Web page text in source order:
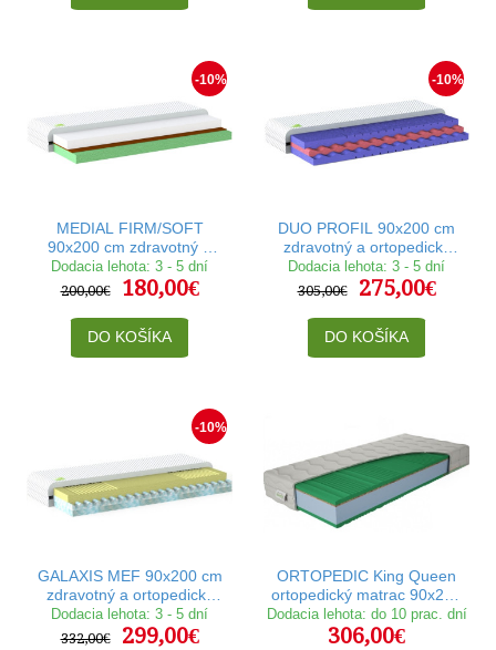
-10%
MEDIAL FIRM/SOFT
90x200 cm zdravotný a
ortopedický matrac
Dodacia lehota: 3 - 5 dní
200,00€
180,00€
DO KOŠÍKA
-10%
DUO PROFIL 90x200 cm
zdravotný a ortopedický
matrac
Dodacia lehota: 3 - 5 dní
305,00€
275,00€
DO KOŠÍKA
-10%
GALAXIS MEF 90x200 cm
zdravotný a ortopedický
matrac
Dodacia lehota: 3 - 5 dní
332,00€
299,00€
ORTOPEDIC King Queen
ortopedický matrac 90x200
cm
Dodacia lehota: do 10 prac. dní
306,00€